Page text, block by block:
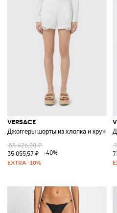
VERSACE
Джоггеры шорты из хлопка и кружева
58 426,28 ₽
35 055,57 ₽
-40%